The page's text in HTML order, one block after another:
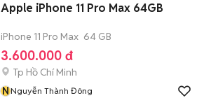
Apple iPhone 11 Pro Max 64GB
iPhone 11 Pro Max 64 GB
3.600.000 đ
Tp Hồ Chí Minh
NNguyễn Thành Đông